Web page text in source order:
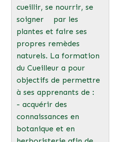
cueillir, se nourrir, se
soigner par les
plantes et faire ses
propres remèdes
naturels. La formation
du Cueilleur a pour
objectifs de permettre
à ses apprenants de :
- acquérir des
connaissances en
botanique et en